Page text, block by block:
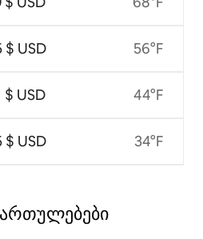
$ USD
$ USD
$ USD
56°F
44°F
34°F